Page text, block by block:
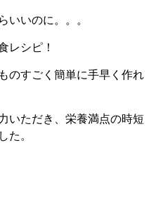
いいのに。。。
レシピ！
のすごく簡単に手早く作れ
いただき、栄養満点の時短
た。